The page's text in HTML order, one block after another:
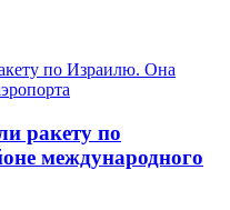
ракету по
международного